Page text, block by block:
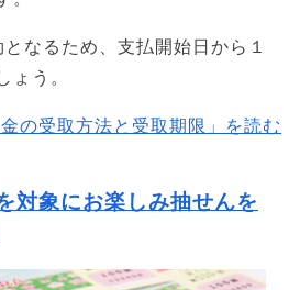
なるため、支払開始日から１
ょう。
金の受取方法と受取期限」を読む
対象にお楽しみ抽せんを